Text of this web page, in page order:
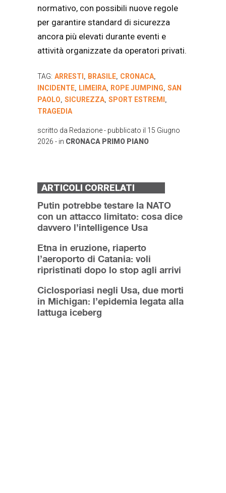
normativo, con possibili nuove regole
per garantire standard di sicurezza
ancora più elevati durante eventi e
attività organizzate da operatori privati.
TAG: ARRESTI BRASILE CRONACA
INCIDENTE LIMEIRA ROPE JUMPING SAN
PAOLO SICUREZZA SPORT ESTREMI
TRAGEDIA
scritto da Redazione- pubblicato il 15 Giugno
2026 - in CRONACA PRIMO PIANO
ARTICOLI CORRELATI
Putin potrebbe testare la NATO
con un attacco limitato: cosa dice
davvero l’intelligence Usa
Etna in eruzione, riaperto
l’aeroporto di Catania: voli
ripristinati dopo lo stop agli arrivi
Ciclosporiasi negli Usa, due morti
in Michigan: l’epidemia legata alla
lattuga iceberg